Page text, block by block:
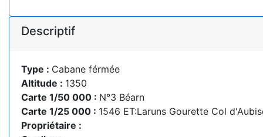
Descriptif
Type : Cabane férmée
Altitude : 1350
Carte 1/50 000 : N°3 Béarn
Carte 1/25 000 : 1546 ET:Laruns Gourette Col
Propriétaire :